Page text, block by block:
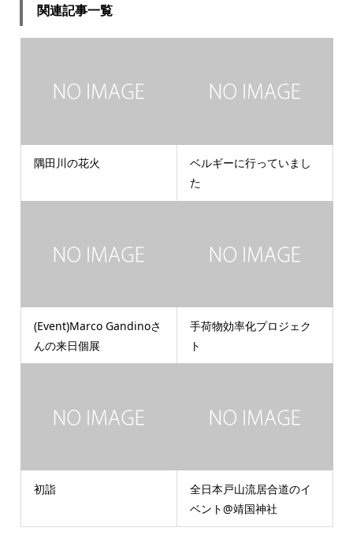
関連記事一覧
隅田川の花火
ベルギーに行っていまし
た
(Event)Marco Gandinoさ
んの来日個展
手荷物効率化プロジェク
ト
初詣
全日本戸山流居合道のイ
ベント@靖国神社